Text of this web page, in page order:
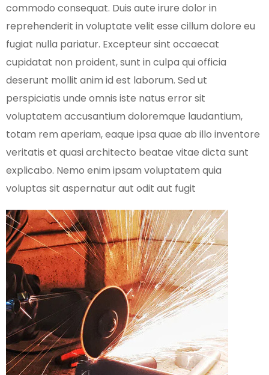
commodo consequat. Duis aute irure dolor in
reprehenderit in voluptate velit esse cillum dolore eu
fugiat nulla pariatur. Excepteur sint occaecat
cupidatat non proident, sunt in culpa qui officia
deserunt mollit anim id est laborum. Sed ut
perspiciatis unde omnis iste natus error sit
voluptatem accusantium doloremque laudantium,
totam rem aperiam, eaque ipsa quae ab illo inventore
veritatis et quasi architecto beatae vitae dicta sunt
explicabo. Nemo enim ipsam voluptatem quia
voluptas sit aspernatur aut odit aut fugit